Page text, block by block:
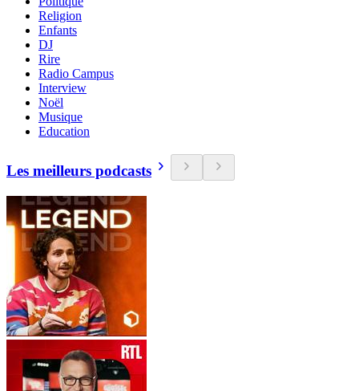
Religion
Enfants
DJ
Rire
Radio Campus
Interview
Noël
Musique
Education
Les meilleurs podcasts